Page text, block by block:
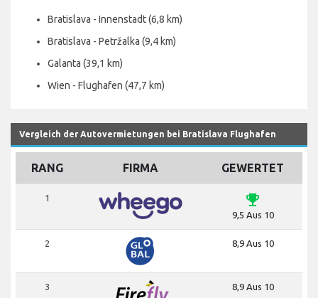
Bratislava - Innenstadt (6,8 km)
Bratislava - Petržalka (9,4 km)
Galanta (39,1 km)
Wien - Flughafen (47,7 km)
Vergleich der Autovermietungen bei Bratislava Flughafen
RANG FIRMA GEWERTET
1 emoji_events
9,5 Aus 10
2 8,9 Aus 10
3 8,9 Aus 10